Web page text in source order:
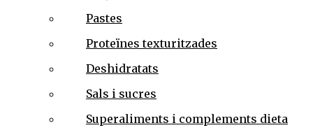
Pastes
Proteïnes texturitzades
Deshidratats
Sals i sucres
Superaliments i complements dieta
BARREJA MAPUTXE
Bitxo chipotle, pimentó fumat, coriandre i sal.
Barreja ideal per obtenir una deliciosa recepta
picant. Típica de la cuina maputxe de Xile i
altres regions dels Andes.
10.00%IVA inclòs